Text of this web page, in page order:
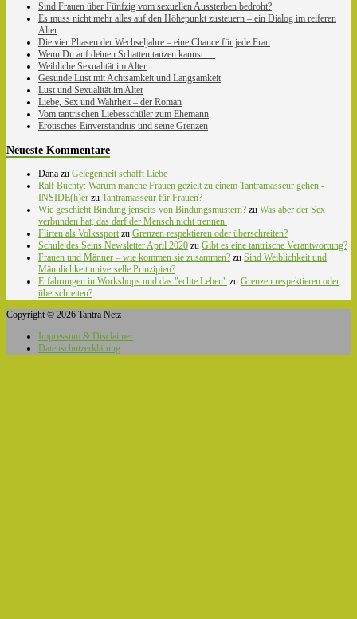
Sind Frauen über Fünfzig vom sexuellen Aussterben bedroht?
Es muss nicht mehr alles auf den Höhepunkt zusteuern – ein Dialog im reiferen
Alter
Die vier Phasen der Wechseljahre – eine Chance für jede Frau
Wenn Du auf deinen Schatten tanzen kannst …
Weibliche Sexualität im Alter
Gesunde Lust mit Achtsamkeit und Langsamkeit
Lust und Sexualität im Alter
Liebe, Sex und Wahrheit – der Roman
Vom tantrischen Liebesschüler zum Ehemann
Erotisches Einverständnis und seine Grenzen
Neueste Kommentare
Dana zu Gelegenheit schafft Liebe
Ralf Buchty: Warum manche Frauen gezielt zu einem Tantramasseur gehen -
INSIDE(h)er zu Tantramasseur für Frauen?
Wie geschieht Bindung jenseits von Bindungsmustern? zu Was aber der Sex
verbunden hat, das darf der Mensch nicht trennen.
Flirten als Volkssport zu Grenzen respektieren oder überschreiten?
Schule des Seins Newsletter April 2020 zu Gibt es eine tantrische Verantwortung?
Frauen und Männer – wie kommen sie zusammen? zu Sind Weiblichkeit und
Männlichkeit universelle Prinzipien?
Erfahrungen in Workshops und das "echte Leben" zu Grenzen respektieren oder
überschreiten?
Copyright © 2026 Tantra Netz
Impressum & Disclaimer
Datenschutzerklärung